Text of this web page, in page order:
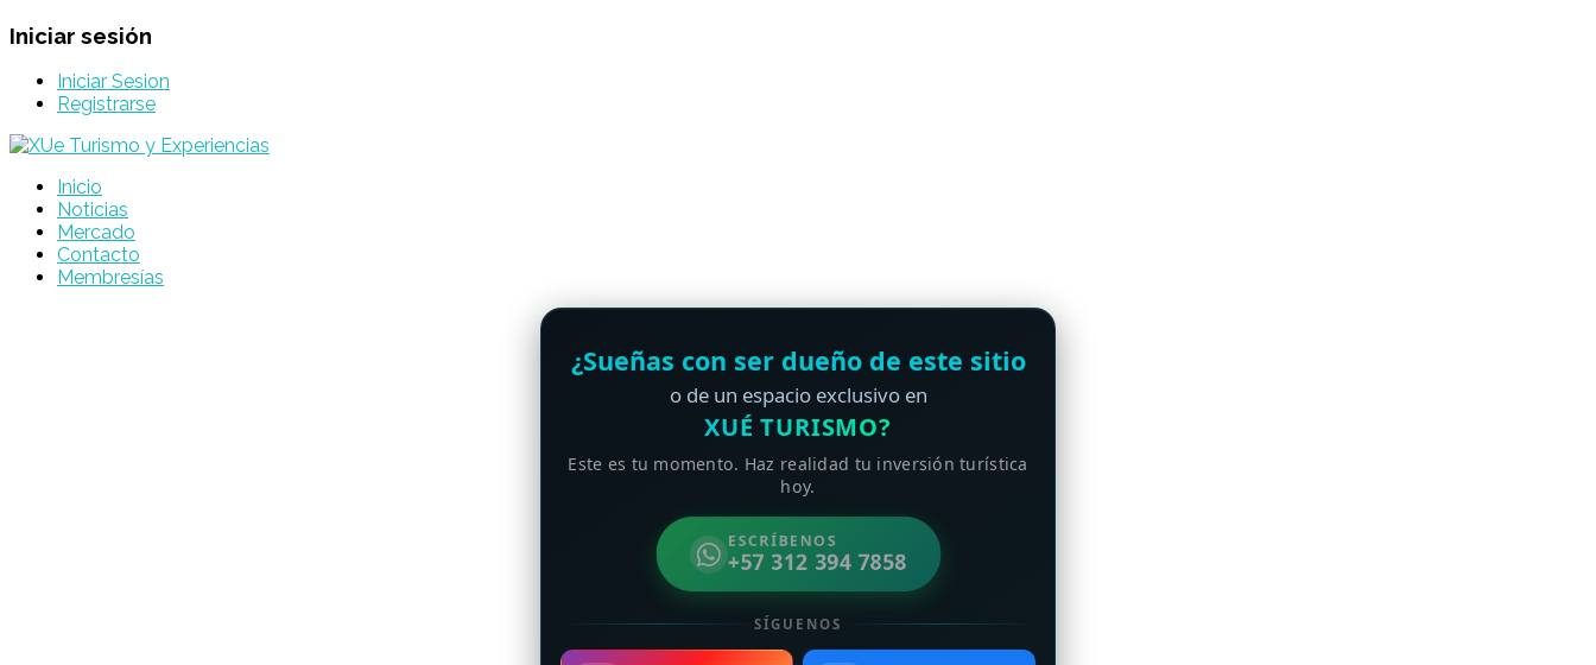
Iniciar sesión
Iniciar Sesion
Registrarse
Inicio
Noticias
Mercado
Contacto
Membresías
¿Sueñas con ser dueño de este sitio
o de un espacio exclusivo en
XUÉ TURISMO?
Este es tu momento. Haz realidad tu inversión turística
hoy.
ESCRÍBENOS
+57 312 394 7858
SÍGUENOS